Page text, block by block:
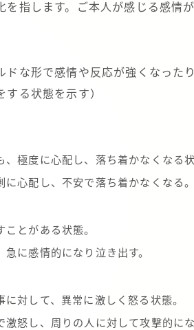
指します。ご本人が感じる感情
ドな形で感情や反応が強くなった
る状態を示す）
極度に心配し、落ち着かなくなる状
心配し、不安で落ち着かなくなる。
とがある状態。
に感情的になり泣き出す。
対して、異常に激しく怒る状態。
怒し、周りの人に対して攻撃的にな